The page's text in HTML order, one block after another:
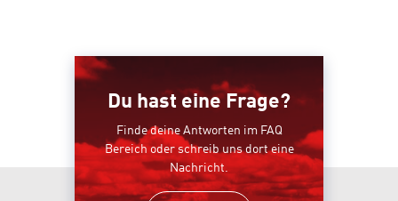
Du hast eine Frage?
Finde deine Antworten im FAQ
Bereich oder schreib uns dort eine
Nachricht.